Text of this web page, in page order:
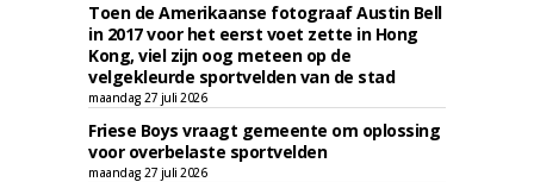
Toen de Amerikaanse fotograaf Austin Bell
in 2017 voor het eerst voet zette in Hong
Kong, viel zijn oog meteen op de
velgekleurde sportvelden van de stad
maandag 27 juli 2026
Friese Boys vraagt gemeente om oplossing
voor overbelaste sportvelden
maandag 27 juli 2026